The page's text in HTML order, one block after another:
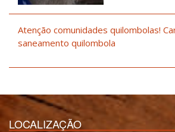
Atenção comunidades quilombolas!
saneamento quilombola
LOCALIZAÇÃO